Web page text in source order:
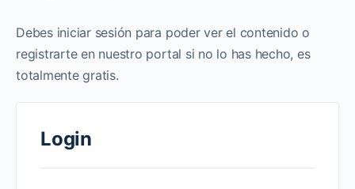
Debes iniciar sesión para poder ver el contenido o
registrarte en nuestro portal si no lo has hecho, es
totalmente gratis.
Login